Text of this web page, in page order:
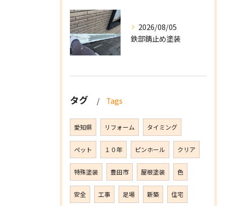
2026/08/05
鉄部錆止め塗装
タグ Tags
愛知県 リフォーム タイミング
ペット １０年 ピンホール クリア
特殊塗装 豊田市 屋根塗装 色
安全 工事 足場 新築 住宅